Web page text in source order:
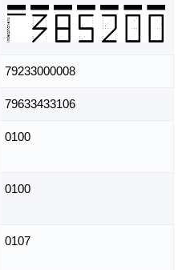
79233000008
79633433106
0100
0100
0107